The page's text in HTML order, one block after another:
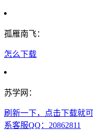
孤雁南飞：
怎么下载
苏学网：
刷新一下，点击下载就
系客服QQ：20862811